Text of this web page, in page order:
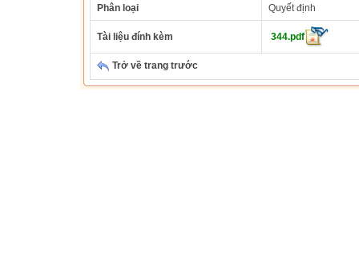
Phân loại Quyết định
Tài liệu đính kèm 344.pdf
Trở về trang trước